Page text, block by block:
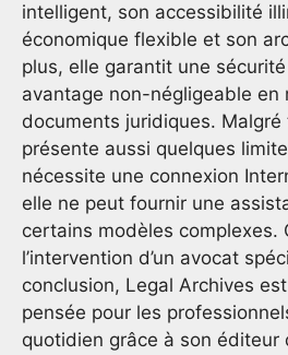
intelligent, son accessibilité
économique flexible et son
plus, elle garantit une
avantage non-négligeable en
documents juridiques.
présente aussi quelques
nécessite une connexion
elle ne peut fournir une
certains modèles complexes.
l’intervention d’un avocat
conclusion, Legal Archives
pensée pour les
quotidien grâce à son éditeur